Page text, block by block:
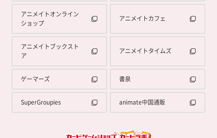
アニメイトオンライン
ショップ
アニメイトカフェ
アニメイトブックスト
ア
アニメイトタイムズ
ゲーマーズ 書泉
SuperGroupies animate中国通販